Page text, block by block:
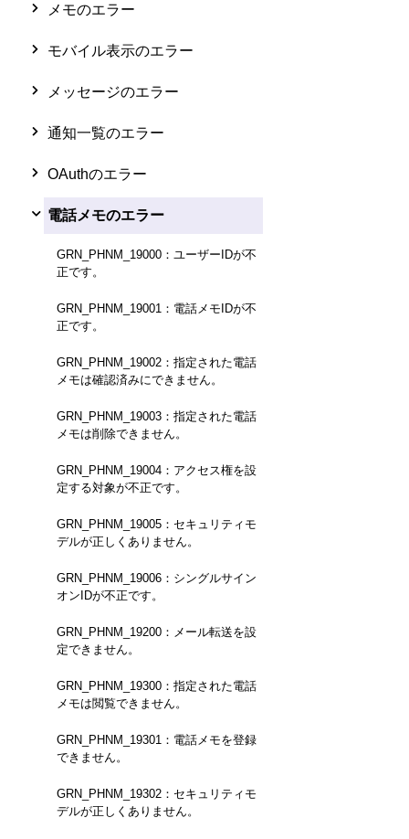
メモのエラー
モバイル表示のエラー
メッセージのエラー
通知一覧のエラー
OAuthのエラー
電話メモのエラー
GRN_PHNM_19000：ユーザーIDが不
正です。
GRN_PHNM_19001：電話メモIDが不
正です。
GRN_PHNM_19002：指定された電話
メモは確認済みにできません。
GRN_PHNM_19003：指定された電話
メモは削除できません。
GRN_PHNM_19004：アクセス権を設
定する対象が不正です。
GRN_PHNM_19005：セキュリティモ
デルが正しくありません。
GRN_PHNM_19006：シングルサイン
オンIDが不正です。
GRN_PHNM_19200：メール転送を設
定できません。
GRN_PHNM_19300：指定された電話
メモは閲覧できません。
GRN_PHNM_19301：電話メモを登録
できません。
GRN_PHNM_19302：セキュリティモ
デルが正しくありません。